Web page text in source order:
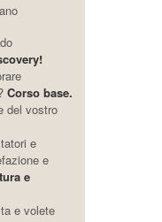
Corso base.
del vostro
e
e
e
e volete